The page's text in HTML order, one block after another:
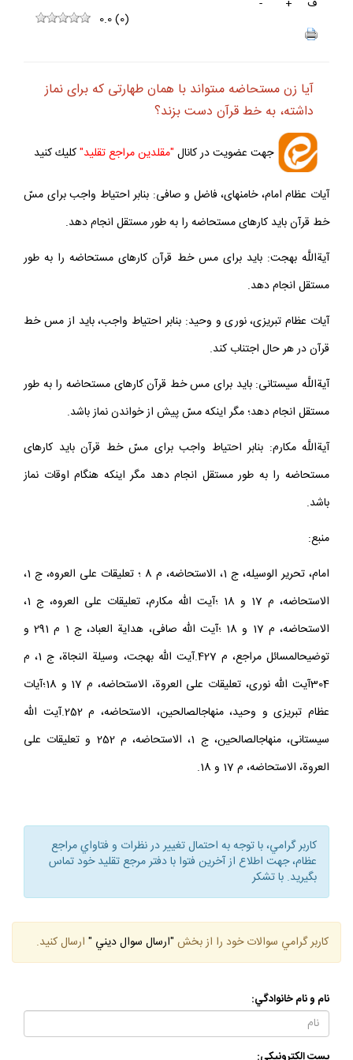
ف
+
-
0.0(0)
آيا زن مستحاضه مى‏تواند با همان طهارتى كه براى نماز
داشته، به خط قرآن دست بزند؟
جهت عضويت در كانال "مقلدين مراجع تقليد"كليك كنيد
آيات عظام امام، خامنه‏اى، فاضل و صافى: بنابر احتياط واجب براى مسّ
خط قرآن بايد كارهاى مستحاضه را به طور مستقل انجام دهد.
آيةاللَّه بهجت: بايد براى مس خط قرآن كارهاى مستحاضه را به طور
مستقل انجام دهد.
آيات عظام تبريزى، نورى و وحيد: بنابر احتياط واجب، بايد از مس خط
قرآن در هر حال اجتناب كند.
آيةاللَّه سيستانى: بايد براى مس خط قرآن كارهاى مستحاضه را به طور
مستقل انجام دهد؛ مگر اينكه مسّ پيش از خواندن نماز باشد.
آيةاللَّه مكارم: بنابر احتياط واجب براى مسّ خط قرآن بايد كارهاى
مستحاضه را به طور مستقل انجام دهد مگر اينكه هنگام اوقات نماز
باشد.
منبع:
امام، تحرير الوسيله، ج 1، الاستحاضه، م 8 ؛ تعليقات على العروه، ج 1،
الاستحاضه، م 17 و 18 ؛آيت الله مكارم، تعليقات على العروه، ج 1،
الاستحاضه، م 17 و 18 ؛آيت الله صافى، هداية العباد، ج 1 م 291 و
توضيح‏المسائل مراجع، م 427.آيت الله بهجت، وسيلة النجاة، ج 1، م
304آيت الله نورى، تعليقات على العروة، الاستحاضه، م 17 و 18؛آيات
عظام تبريزى و وحيد، منهاج‏الصالحين، الاستحاضه، م 252.آيت الله
سيستانى، منهاج‏الصالحين، ج 1، الاستحاضه، م 252 و تعليقات على
العروة، الاستحاضه، م 17 و 18.
كاربر گرامي، با توجه به احتمال تغيير در نظرات و فتاواي مراجع
عظام، جهت اطلاع از آخرين فتوا با دفتر مرجع تقليد خود تماس
بگيريد. با تشكر
كاربر گرامي سوالات خود را از بخش "ارسال سوال ديني " ارسال كنيد.
نام و نام خانوادگي: